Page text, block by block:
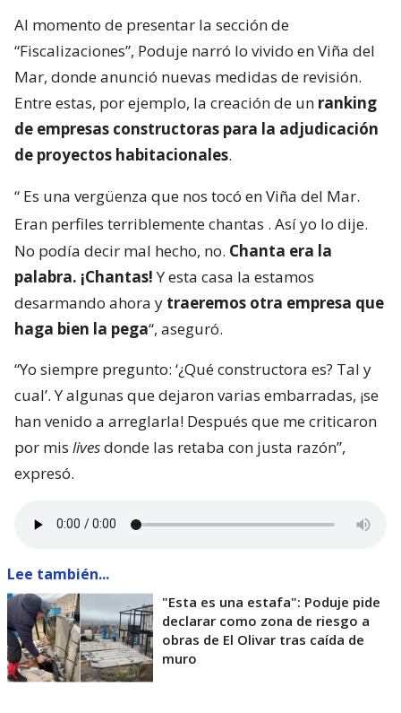
Al momento de presentar la sección de
“Fiscalizaciones”, Poduje narró lo vivido en Viña del
Mar, donde anunció nuevas medidas de revisión.
Entre estas, por ejemplo, la creación de un ranking
de empresas constructoras para la adjudicación
de proyectos habitacionales.
“ Es una vergüenza que nos tocó en Viña del Mar.
Eran perfiles terriblemente chantas . Así yo lo dije.
No podía decir mal hecho, no. Chanta era la
palabra. ¡Chantas!Y esta casa la estamos
desarmando ahora y traeremos otra empresa que
haga bien la pega“, aseguró.
“Yo siempre pregunto: ‘¿Qué constructora es? Tal y
cual’. Y algunas que dejaron varias embarradas, ¡se
han venido a arreglarla! Después que me criticaron
por mis livesdonde las retaba con justa razón”,
expresó.
Lee también...
"Esta es una estafa": Poduje pide
declarar como zona de riesgo a
obras de El Olivar tras caída de
muro